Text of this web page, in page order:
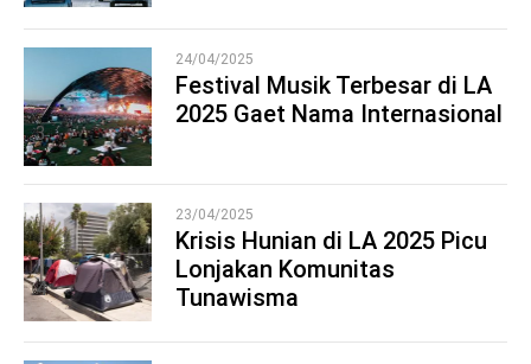
3
24/04/2025
Festival Musik Terbesar di LA
2025 Gaet Nama Internasional
4
23/04/2025
Krisis Hunian di LA 2025 Picu
Lonjakan Komunitas
Tunawisma